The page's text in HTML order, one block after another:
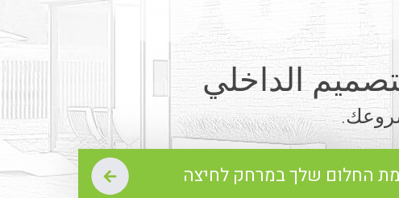
الداخلي